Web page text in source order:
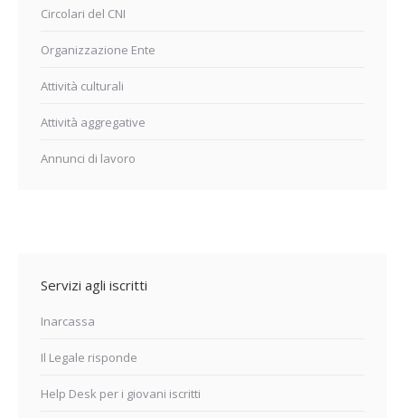
Circolari del CNI
Organizzazione Ente
Attività culturali
Attività aggregative
Annunci di lavoro
Servizi agli iscritti
Inarcassa
Il Legale risponde
Help Desk per i giovani iscritti